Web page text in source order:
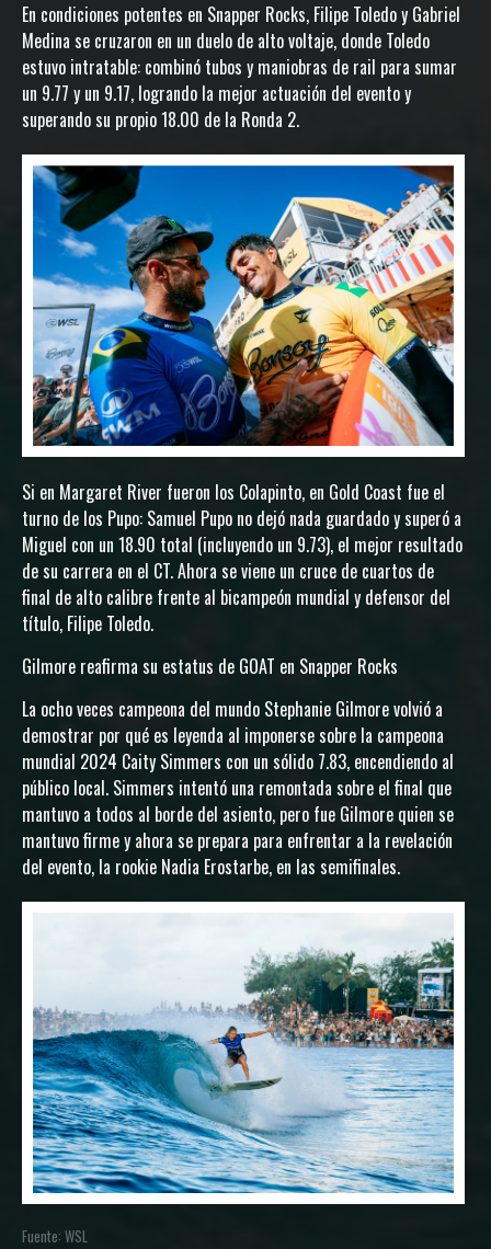
En condiciones potentes en Snapper Rocks, Filipe Toledo y Gabriel
Medina se cruzaron en un duelo de alto voltaje, donde Toledo
estuvo intratable: combinó tubos y maniobras de rail para sumar
un 9.77 y un 9.17, logrando la mejor actuación del evento y
superando su propio 18.00 de la Ronda 2.
Si en Margaret River fueron los Colapinto, en Gold Coast fue el
turno de los Pupo: Samuel Pupo no dejó nada guardado y superó a
Miguel con un 18.90 total (incluyendo un 9.73), el mejor resultado
de su carrera en el CT. Ahora se viene un cruce de cuartos de
final de alto calibre frente al bicampeón mundial y defensor del
título, Filipe Toledo.
Gilmore reafirma su estatus de GOAT en Snapper Rocks
La ocho veces campeona del mundo Stephanie Gilmore volvió a
demostrar por qué es leyenda al imponerse sobre la campeona
mundial 2024 Caity Simmers con un sólido 7.83, encendiendo al
público local. Simmers intentó una remontada sobre el final que
mantuvo a todos al borde del asiento, pero fue Gilmore quien se
mantuvo firme y ahora se prepara para enfrentar a la revelación
del evento, la rookie Nadia Erostarbe, en las semifinales.
Fuente: WSL